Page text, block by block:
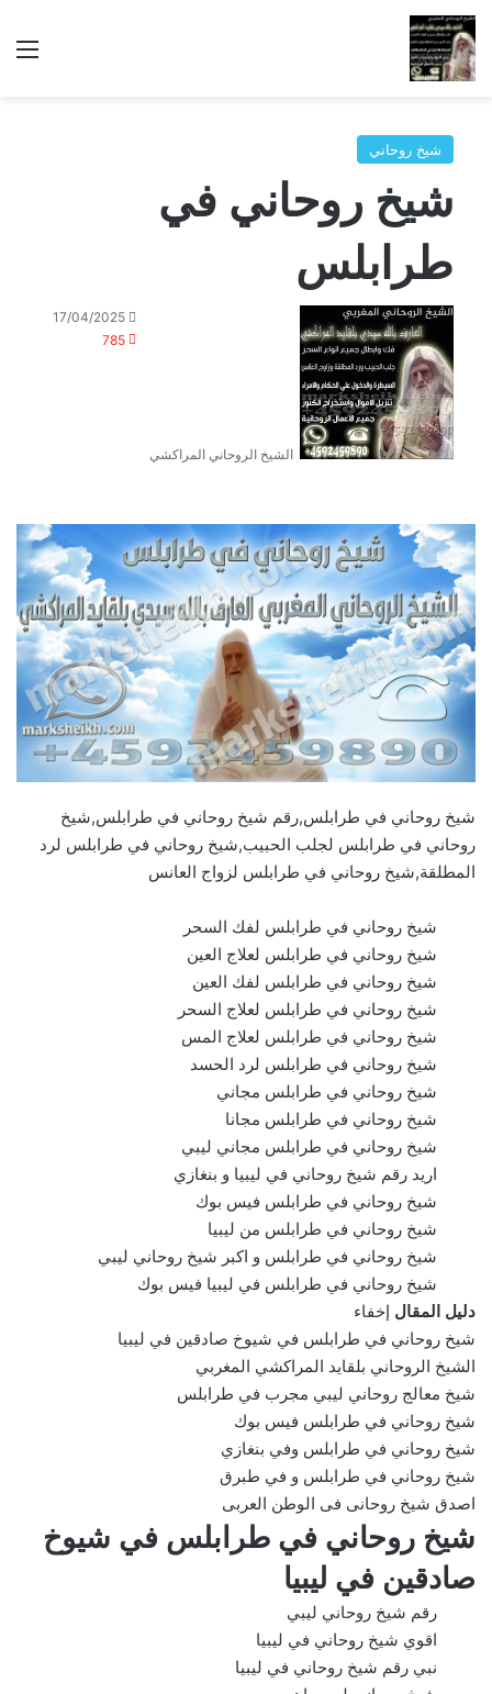
شيخ روحاني
شيخ روحاني في
طرابلس
الشيخ الروحاني المراكشي
17/04/2025
785
شيخ روحاني في طرابلس,رقم شيخ روحاني في طرابلس,شيخ
روحاني في طرابلس لجلب الحبيب,شيخ روحاني في طرابلس لرد
المطلقة,شيخ روحاني في طرابلس لزواج العانس
شيخ روحاني في طرابلس لفك السحر
شيخ روحاني في طرابلس لعلاج العين
شيخ روحاني في طرابلس لفك العين
شيخ روحاني في طرابلس لعلاج السحر
شيخ روحاني في طرابلس لعلاج المس
شيخ روحاني في طرابلس لرد الحسد
شيخ روحاني في طرابلس مجاني
شيخ روحاني في طرابلس مجانا
شيخ روحاني في طرابلس مجاني ليبي
اريد رقم شيخ روحاني في ليبيا و بنغازي
شيخ روحاني في طرابلس فيس بوك
شيخ روحاني في طرابلس من ليبيا
شيخ روحاني في طرابلس و اكبر شيخ روحاني ليبي
شيخ روحاني في طرابلس في ليبيا فيس بوك
دليل المقال إخفاء
شيخ روحاني في طرابلس في شيوخ صادقين في ليبيا
الشيخ الروحاني بلقايد المراكشي المغربي
شيخ معالج روحاني ليبي مجرب في طرابلس
شيخ روحاني في طرابلس فيس بوك
شيخ روحاني في طرابلس وفي بنغازي
شيخ روحاني في طرابلس و في طبرق
اصدق شيخ روحانى فى الوطن العربى
شيخ روحاني في طرابلس في شيوخ
صادقين في ليبيا
رقم شيخ روحاني ليبي
اقوي شيخ روحاني في ليبيا
نبي رقم شيخ روحاني في ليبيا